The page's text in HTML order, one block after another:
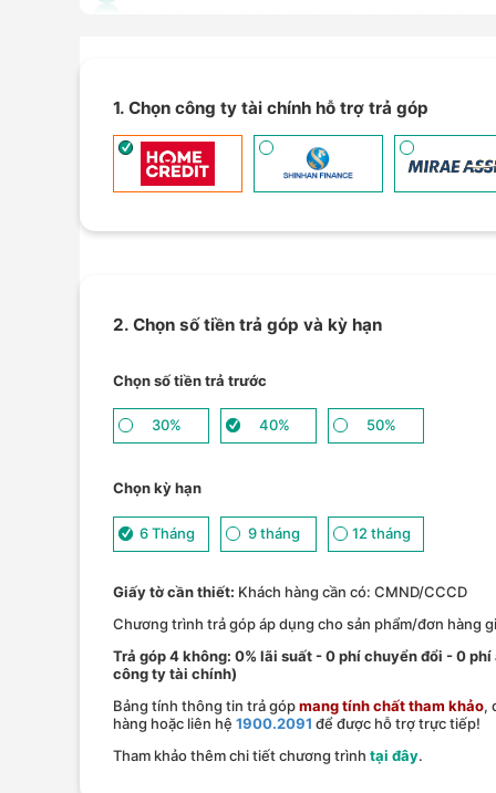
13
Giảm ngay 50.000đ khi mua gói cước di động
1. Chọn công ty tài chính hỗ trợ trả góp
2. Chọn số tiền trả góp và kỳ hạn
Chọn số tiền trả trước
30% 40% 50%
Chọn kỳ hạn
6 Tháng 9 tháng 12 tháng
Giấy tờ cần thiết: Khách hàng cần có: CMND/CCCD
Chương trình trả góp áp dụng cho sản phẩm/đơn hàng
Trả góp 4 không: 0% lãi suất - 0 phí chuyển đổi - 0
công ty tài chính)
Bảng tính thông tin trả gópmang tính chất tham khảo,
hàng hoặc liên hệ 1900.2091 để được hỗ trợ trực tiếp!
Tham khảo thêm chi tiết chương trình tại đây.